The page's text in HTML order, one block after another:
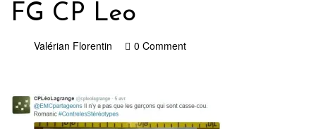
FG CP Leo
Valérian Florentin 0 Comment